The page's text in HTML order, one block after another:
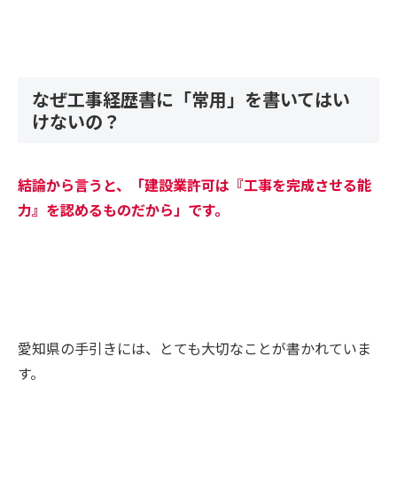
なぜ工事経歴書に「常用」を書いてはい
けないの？
結論から言うと、「建設業許可は『工事を完成させる能
力』を認めるものだから」です。
愛知県の手引きには、とても大切なことが書かれていま
す。